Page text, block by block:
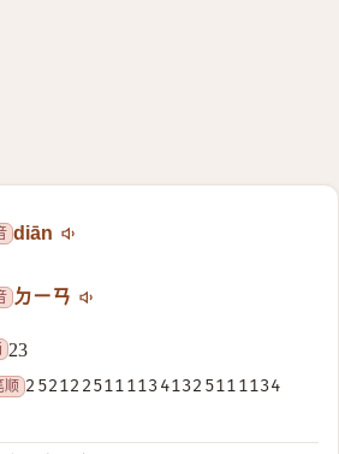
diān
ㄉㄧㄢ
23
顺 25212251111341325111134